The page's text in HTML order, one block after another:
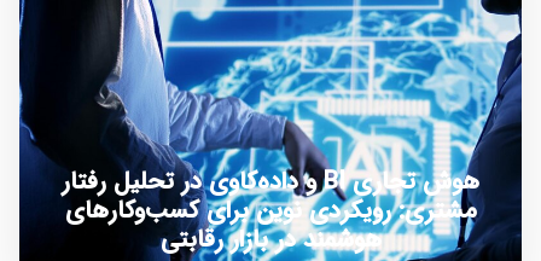
هوش تجاری BI و داده‌کاوی در تحلیل رفتار
مشتری: رویکردی نوین برای کسب‌وکارهای
هوشمند در بازار رقابتی